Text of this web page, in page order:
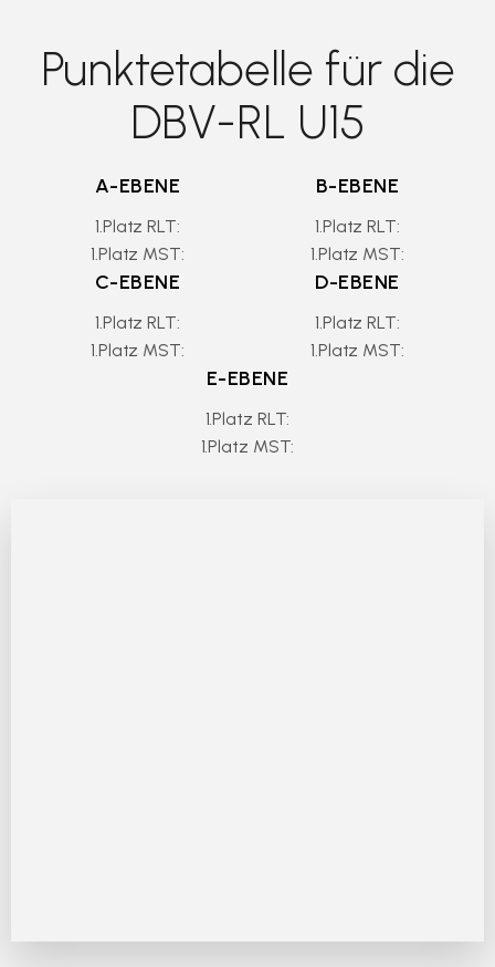
Punktetabelle für die
DBV-RL U15
A-EBENE
1.Platz RLT:
1.Platz MST:
B-EBENE
1.Platz RLT:
1.Platz MST:
C-EBENE
1.Platz RLT:
1.Platz MST:
D-EBENE
1.Platz RLT:
1.Platz MST:
E-EBENE
1.Platz RLT:
1.Platz MST: